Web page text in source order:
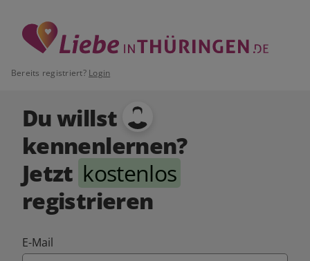
Bereits registriert? Login
Du willst
kennenlernen?
Jetzt kostenlos
registrieren
E-Mail